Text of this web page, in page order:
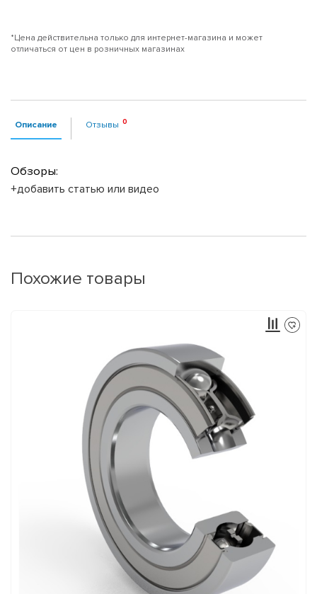
*Цена действительна только для интернет-магазина и может
отличаться от цен в розничных магазинах
Описание Отзывы
Обзоры:
+добавить статью или видео
Похожие товары